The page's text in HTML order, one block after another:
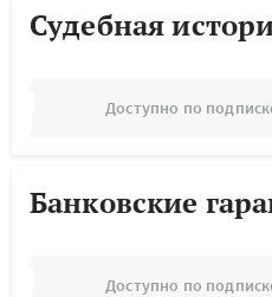
Судебная
Доступно по
Банковские
Доступно по